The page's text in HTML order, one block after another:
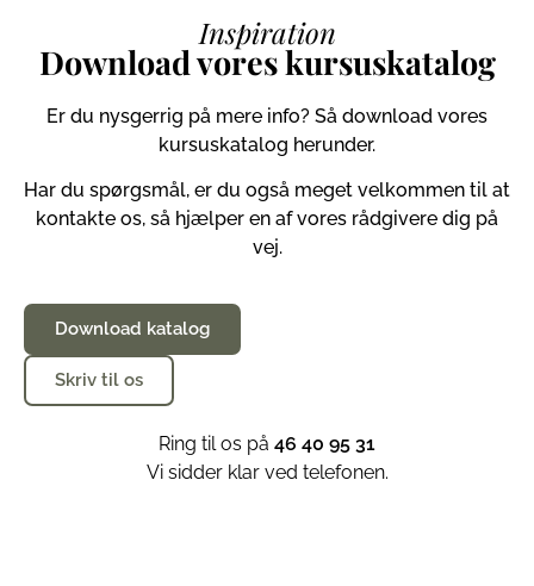
Inspiration
Download vores kursuskatalog
Er du nysgerrig på mere info? Så download vores
kursuskatalog herunder.
Har du spørgsmål, er du også meget velkommen til at
kontakte os, så hjælper en af vores rådgivere dig på
vej.
Download katalog
Skriv til os
Ring til os på 46 40 95 31
Vi sidder klar ved telefonen.